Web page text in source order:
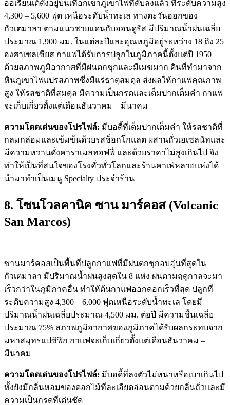
ออเรียนเต้ตั้งอยู่บนเทือกเขาภูเขาไฟที่ดับลงแล้ว ที่ระดับความสูง
4,300 – 5,600 ฟุต เหนือระดับน้ำทะเล ทางตะวันออกของ
กัวเตมาลา ตามแนวชายแดนกับฮอนดูรัส มีปริมาณน้ำฝนเฉลี่ย
ประมาณ 1,900 มม. ในแต่ละปีและอุณหภูมิอยู่ระหว่าง 18 ถึง 25
องศาเซลเซียส กาแฟได้รับการปลูกในภูมิภาคนี้ตั้งแต่ปี 1950
ด้วยสภาพภูมิอากาศที่มีฝนตกชุกและมีเมฆมาก ดินที่ทำมาจาก
หินภูเขาไฟแปรสภาพซึ่งมีแร่ธาตุสมดุล ส่งผลให้กาแฟคุณภาพ
สูง ให้รสชาติที่สมดุล มีความเป็นกรดและเต็มปากเต็มคำ กาแฟ
จะเก็บเกี่ยวตั้งแต่เดือนธันวาคม – มีนาคม
ความโดดเด่นของโปรไฟล์: มีบอดี้ที่เต็มปากเต็มคำ ให้รสชาติที่
กลมกล่อมและเข้มข้นด้วยรสช็อกโกแลต ผสานถั่วเฮเซลนัทและ
มีความหวานดั่งคาราเมลทอฟฟี่ และด้วยราคาไม่สูงเกินไป จึง
ทำให้เป็นที่สนใจของโรงคั่วทั่วโลกและร้านคาเฟ่หลายแห่งได้
นำมาทำเป็นเมนู Specialty ประจำร้าน
8. โซนโวลคานิค ซาน มาร์คอส (Volcanic
San Marcos)
ซานมาร์คอสเป็นพื้นที่ปลูกกาแฟที่มีฝนตกชุกอบอุ่นที่สุดใน
กัวเตมาลา มีปริมาณน้ำฝนสูงสุดใน 8 แห่ง ฝนตามฤดูกาลจะมา
เร็วกว่าในภูมิภาคอื่น ทำให้ต้นกาแฟออกดอกเร็วที่สุด ปลูกที่
ระดับความสูง 4,300 – 6,000 ฟุตเหนือระดับน้ำทะเล โดยมี
ปริมาณน้ำฝนเฉลี่ยประมาณ 4,500 มม. ต่อปี มีความชื้นเฉลี่ย
ประมาณ 75% สภาพภูมิอากาศของภูมิภาคได้รับผลกระทบจาก
มหาสมุทรแปซิฟิก กาแฟจะเก็บเกี่ยวตั้งแต่เดือนธันวาคม –
มีนาคม
ความโดดเด่นของโปรไฟล์: มีบอดี้ที่ลงตัวไม่หนาหรือเบาเกินไป
ทั้งยังมีกลิ่นหอมของดอกไม้ที่ละเอียดอ่อนตามด้วยกลิ่นถั่วและมี
ความเป็นกรดที่เด่นชัด